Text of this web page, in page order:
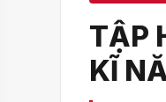
TẬP
KĨ